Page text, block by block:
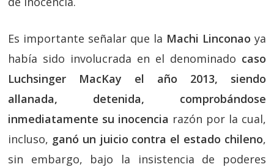
Es importante señalar que la Machi Linconao ya
había sido involucrada en el denominado caso
Luchsinger MacKay el año 2013, siendo
allanada, detenida, comprobándose
inmediatamente su inocencia razón por la cual,
incluso, ganó un juicio contra el estado chileno,
sin embargo, bajo la insistencia de poderes